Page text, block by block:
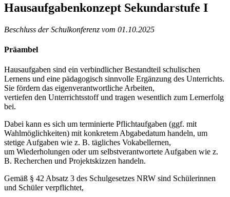
Hausaufgabenkonzept Sekundarstufe I
Beschluss der Schulkonferenz vom 01.10.2025
Präambel
Hausaufgaben sind ein verbindlicher Bestandteil schulischen
Lernens und eine pädagogisch sinnvolle Ergänzung des Unterrichts.
Sie fördern das eigenverantwortliche Arbeiten,
vertiefen den Unterrichtsstoff und tragen wesentlich zum Lernerfolg
bei.
Dabei kann es sich um terminierte Pflichtaufgaben (ggf. mit
Wahlmöglichkeiten) mit konkretem Abgabedatum handeln, um
stetige Aufgaben wie z. B. tägliches Vokabellernen,
um Wiederholungen oder um selbstverantwortete Aufgaben wie z.
B. Recherchen und Projektskizzen handeln.
Gemäß § 42 Absatz 3 des Schulgesetzes NRW sind Schülerinnen
und Schüler verpflichtet,